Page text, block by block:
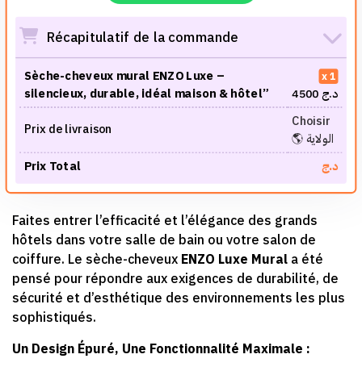
Récapitulatif de la commande
Sèche-cheveux mural ENZO Luxe –
silencieux, durable, idéal maison & hôtel”
1
4500د.ج
Prix de livraison
Choisir
🌎 الولاية
Prix Total د.ج
Faites entrer l’efficacité et l’élégance des grands
hôtels dans votre salle de bain ou votre salon de
coiffure. Le sèche-cheveux ENZO Luxe Mural a été
pensé pour répondre aux exigences de durabilité, de
sécurité et d’esthétique des environnements les plus
sophistiqués.
Un Design Épuré, Une Fonctionnalité Maximale :